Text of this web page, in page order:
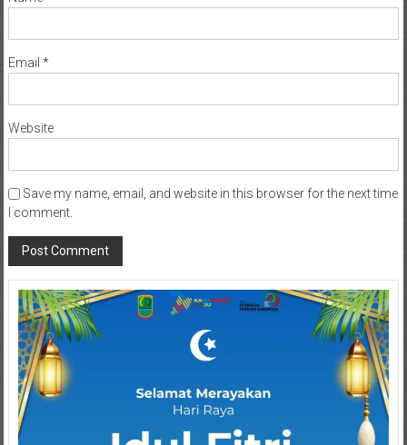
Email *
Website
Save my name, email, and website in this browser for the next time
I comment.